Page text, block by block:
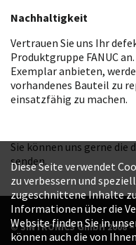
Nachhaltigkeit
Vertrauen Sie uns Ihr
Produktgruppe FANUC
Exemplar anbieten,
vorhandenes Bauteil zu
einsatzfähig zu machen.
Sie können uns gerne die
senden.
© SINTRONICS GmbH
Diese Seite verwendet
zu verbessern und
zugeschnittene Inhalte
Informationen über die
Website finden Sie in
können auch die von